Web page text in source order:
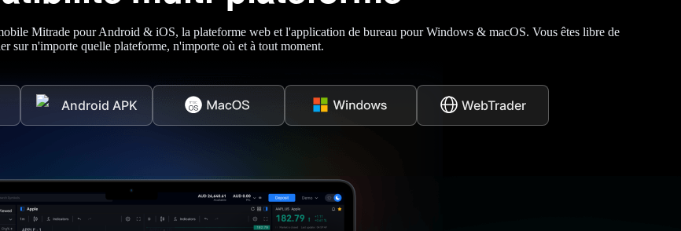
Mitrade pour Android & iOS, la plateforme web et l'application de bureau pour Windows & macOS. Vous êtes libre de
sur n'importe quelle plateforme, n'importe où et à tout moment.
Android APK WebTrader